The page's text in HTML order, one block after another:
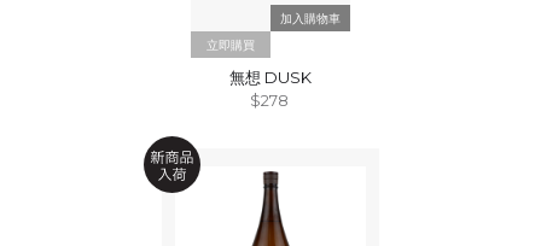
立即購買
無想 DUSK
$278